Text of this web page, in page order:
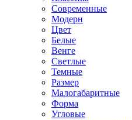
Современные
Модерн
Цвет
Белые
Венге
Светлые
Темные
Размер
Малогабаритные
Форма
Угловые